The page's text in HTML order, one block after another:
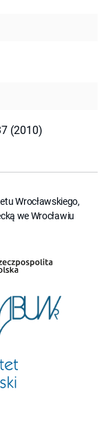
(2010)
Wrocławskiego,
we Wrocławiu